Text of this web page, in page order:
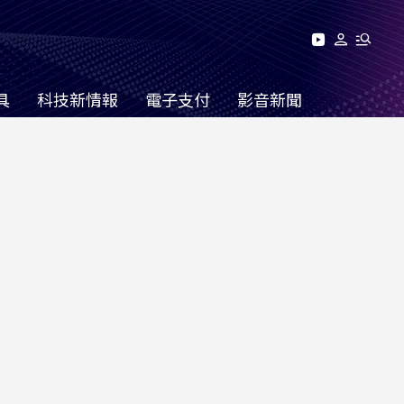
科技新情報 電子支付 影音新聞